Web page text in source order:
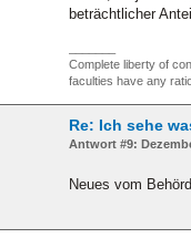
beträchtlicher
Complete liberty of
faculties have any
Re: Ich sehe
Antwort #9:
Neues vom